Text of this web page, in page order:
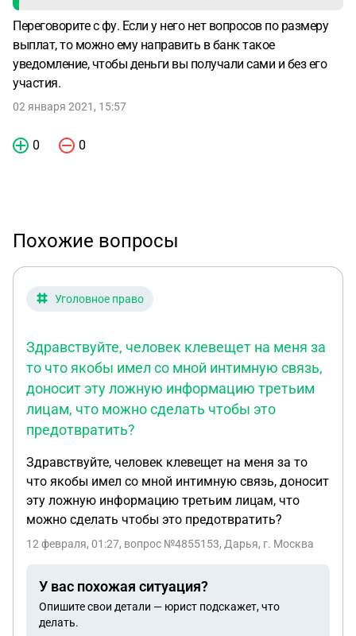
Переговорите с фу. Если у него нет вопросов по размеру
выплат, то можно ему направить в банк такое
уведомление, чтобы деньги вы получали сами и без его
участия.
02 января 2021, 15:57
0 0
Похожие вопросы
Уголовное право
Здравствуйте, человек клевещет на меня за
то что якобы имел со мной интимную связь,
доносит эту ложную информацию третьим
лицам, что можно сделать чтобы это
предотвратить?
Здравствуйте, человек клевещет на меня за то
что якобы имел со мной интимную связь, доносит
эту ложную информацию третьим лицам, что
можно сделать чтобы это предотвратить?
12 февраля, 01:27, вопрос №4855153, Дарья, г. Москва
У вас похожая ситуация?
Опишите свои детали — юрист подскажет, что
делать.